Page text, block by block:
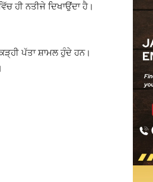
ਹੀ ਨਤੀਜੇ ਦਿਖਾਉਂਦਾ ਹੈ।
ਪੱਤਾ ਸ਼ਾਮਲ ਹੁੰਦੇ ਹਨ।